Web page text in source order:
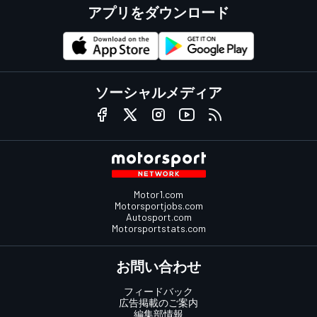
アプリをダウンロード
ソーシャルメディア
Motor1.com
Motorsportjobs.com
Autosport.com
Motorsportstats.com
お問い合わせ
フィードバック
広告掲載のご案内
編集部情報